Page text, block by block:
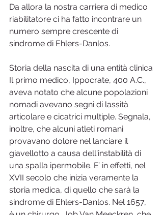
Da allora la nostra carriera di medico
riabilitatore ci ha fatto incontrare un
numero sempre crescente di
sindrome di Ehlers-Danlos.
Storia della nascita di una entità clinica
Il primo medico, Ippocrate, 400 A.C.,
aveva notato che alcune popolazioni
nomadi avevano segni di lassità
articolare e cicatrici multiple. Segnala,
inoltre, che alcuni atleti romani
provavano dolore nel lanciare il
giavellotto a causa dell'instabilità di
una spalla ipermobile. E’ in effetti, nel
XVII secolo che inizia veramente la
storia medica, di quello che sarà la
sindrome di Ehlers-Danlos. Nel 1657,